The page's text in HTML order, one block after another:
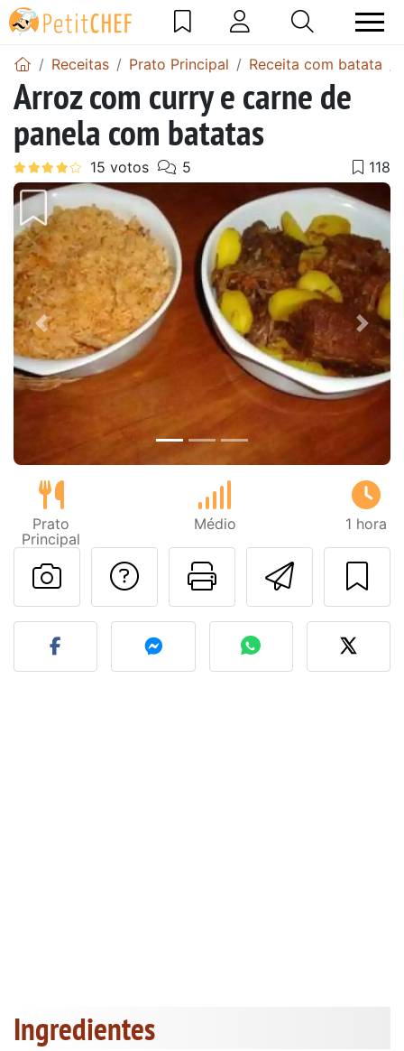
Receitas Prato Principal Receita com batata
Arroz com curry e carne de
panela com batatas
Anterior Next
Prato
Principal
Médio 1 hora
Imprima
Falar com o autor
Fez esta receita?
Ingredientes